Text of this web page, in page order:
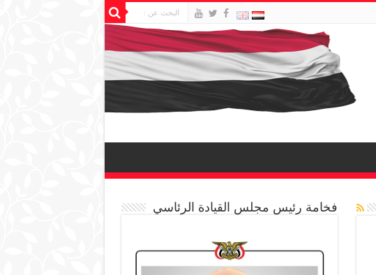
فخامة رئيس مجلس القيادة الرئاسي